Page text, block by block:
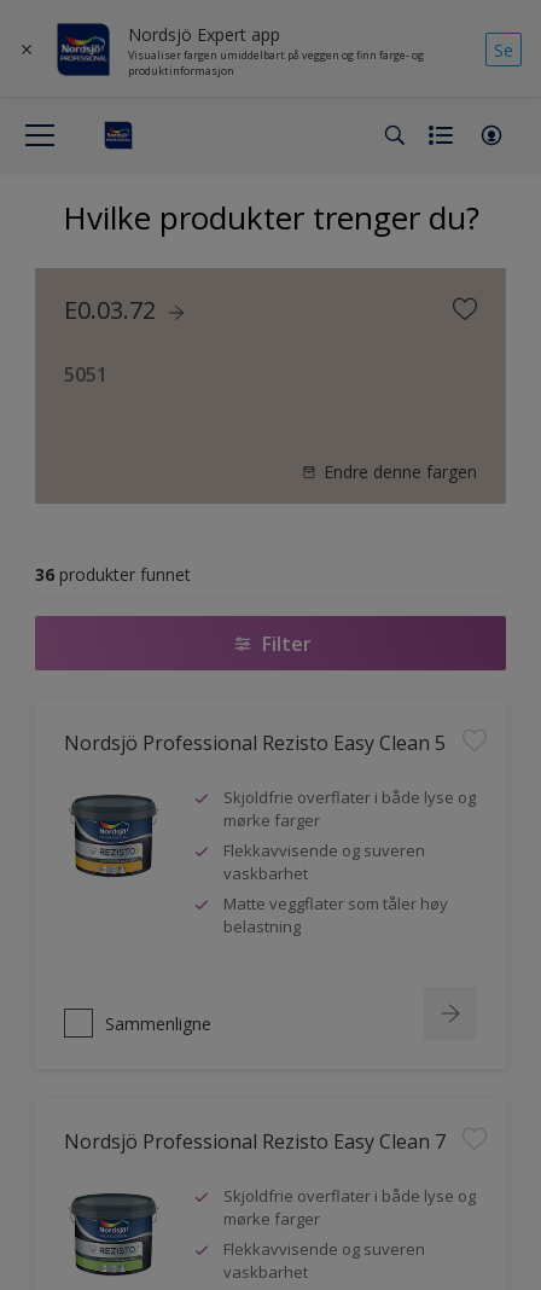
Nordsjö Expert app
Visualiser fargen umiddelbart på veggen og finn farge- og
produktinformasjon
Se
Hvilke produkter trenger du?
E0.03.72
5051
Endre denne fargen
36 produkter funnet
Filter
Nordsjö Professional Rezisto Easy Clean 5
Skjoldfrie overflater i både lyse og
mørke farger
Flekkavvisende og suveren
vaskbarhet
Matte veggflater som tåler høy
belastning
Sammenligne
Nordsjö Professional Rezisto Easy Clean 7
Skjoldfrie overflater i både lyse og
mørke farger
Flekkavvisende og suveren
vaskbarhet